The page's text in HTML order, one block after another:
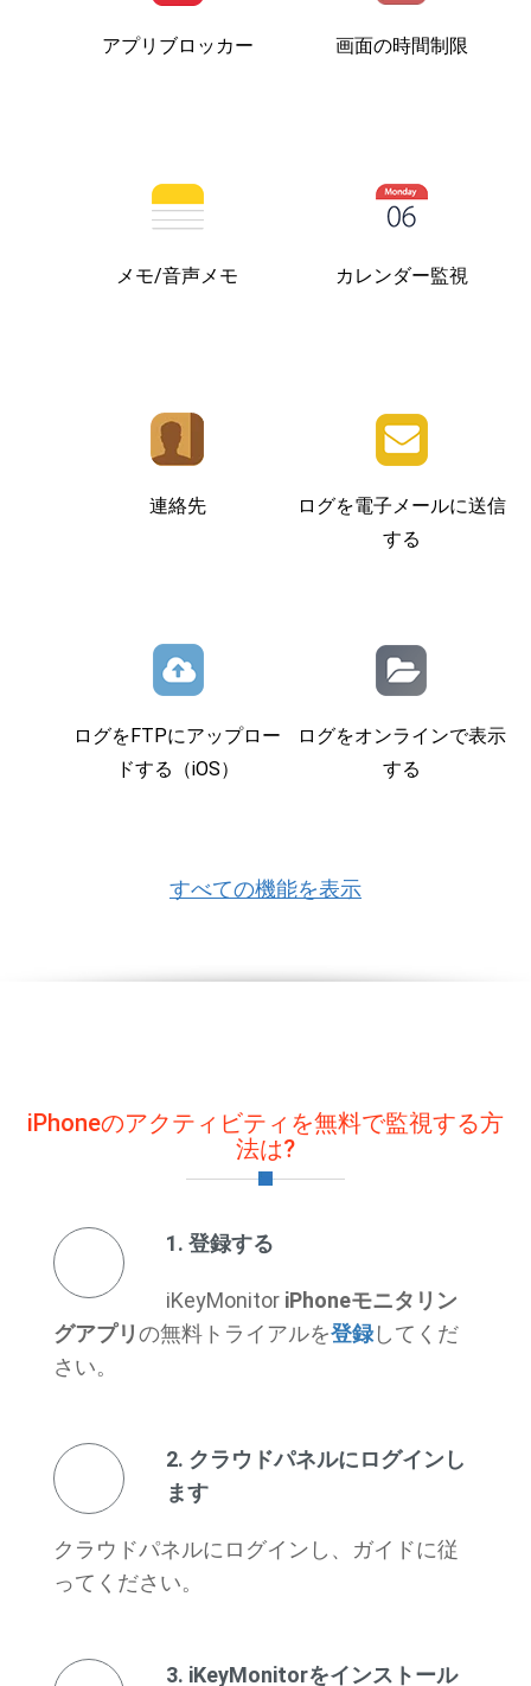
アプリブロッカー 画面の時間制限
メモ/音声メモ カレンダー監視
連絡先
ログを電子メールに送信
する
ログをFTPにアップロー
ドする（iOS）
ログをオンラインで表示
する
すべての機能を表示
iPhoneのアクティビティを無料で監視する方
法は?
1. 登録する
iKeyMonitor iPhoneモニタリン
グアプリの無料トライアルを登録してくだ
さい。
2. クラウドパネルにログインし
ます
クラウドパネルにログインし、ガイドに従
ってください。
3. iKeyMonitorをインストール